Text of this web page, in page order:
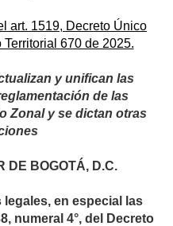
art. 1519, Decreto Único
670 de 2025.
y unifican las
de las
Zonal y se dictan otras
DE BOGOTÁ, D.C.
legales, en especial las
numeral 4°, del Decreto